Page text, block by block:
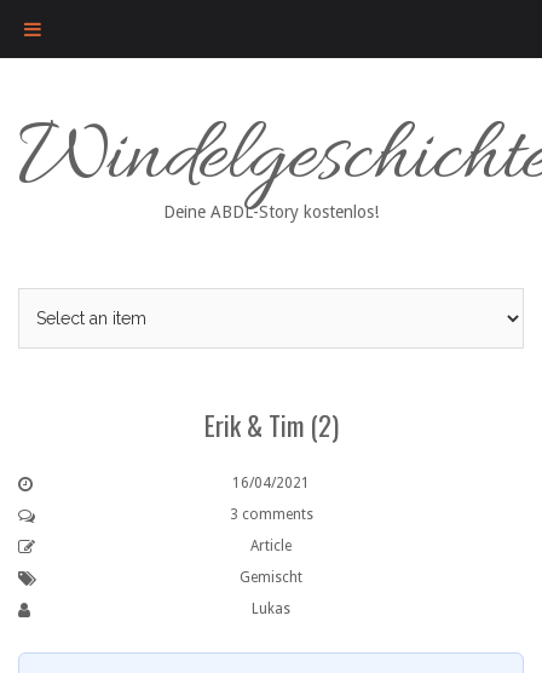
content
Deine ABDL-Story kostenlos!
Erik & Tim (2)
16/04/2021
3 comments
Article
Gemischt
Lukas